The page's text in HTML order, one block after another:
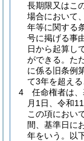
長期限又はこ
場合において
年等に関する
号に掲げる事
日から起算し
ができる。 た
に係る旧条例
て3年を超える
4
任命権者は、
月1日、令和
この項におい
間、基準日に
年をいう。以